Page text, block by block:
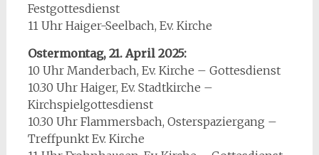
Festgottesdienst
11 Uhr Haiger-Seelbach, Ev. Kirche
Ostermontag, 21. April 2025:
10 Uhr Manderbach, Ev. Kirche – Gottesdienst
10.30 Uhr Haiger, Ev. Stadtkirche –
Kirchspielgottesdienst
10.30 Uhr Flammersbach, Osterspaziergang –
Treffpunkt Ev. Kirche